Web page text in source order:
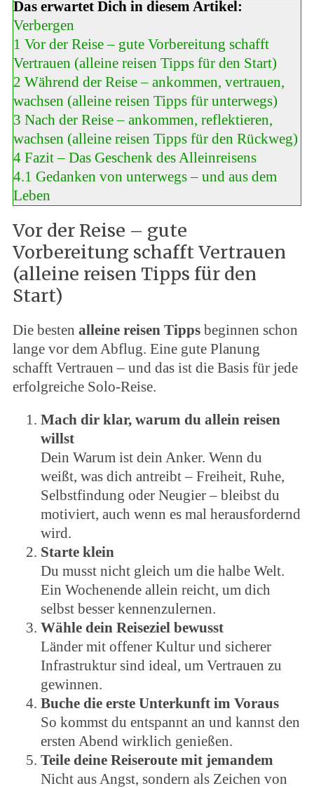
Das erwartet Dich in diesem Artikel:
Verbergen
1 Vor der Reise – gute Vorbereitung schafft
Vertrauen (alleine reisen Tipps für den Start)
2 Während der Reise – ankommen, vertrauen,
wachsen (alleine reisen Tipps für unterwegs)
3 Nach der Reise – ankommen, reflektieren,
wachsen (alleine reisen Tipps für den Rückweg)
4 Fazit – Das Geschenk des Alleinreisens
4.1 Gedanken von unterwegs – und aus dem
Leben
Vor der Reise – gute
Vorbereitung schafft Vertrauen
(alleine reisen Tipps für den
Start)
Die besten alleine reisen Tippsbeginnen schon
lange vor dem Abflug. Eine gute Planung
schafft Vertrauen – und das ist die Basis für jede
erfolgreiche Solo-Reise.
Mach dir klar, warum du allein reisen
willst
Dein Warum ist dein Anker. Wenn du
weißt, was dich antreibt – Freiheit, Ruhe,
Selbstfindung oder Neugier – bleibst du
motiviert, auch wenn es mal herausfordernd
wird.
Starte klein
Du musst nicht gleich um die halbe Welt.
Ein Wochenende allein reicht, um dich
selbst besser kennenzulernen.
Wähle dein Reiseziel bewusst
Länder mit offener Kultur und sicherer
Infrastruktur sind ideal, um Vertrauen zu
gewinnen.
Buche die erste Unterkunft im Voraus
So kommst du entspannt an und kannst den
ersten Abend wirklich genießen.
Teile deine Reiseroute mit jemandem
Nicht aus Angst, sondern als Zeichen von